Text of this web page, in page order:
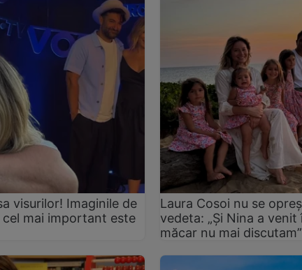
visurilor! Imaginile de
cel mai important este
Laura Cosoi nu se
vedeta: „Și Nina a
măcar nu mai discutam”